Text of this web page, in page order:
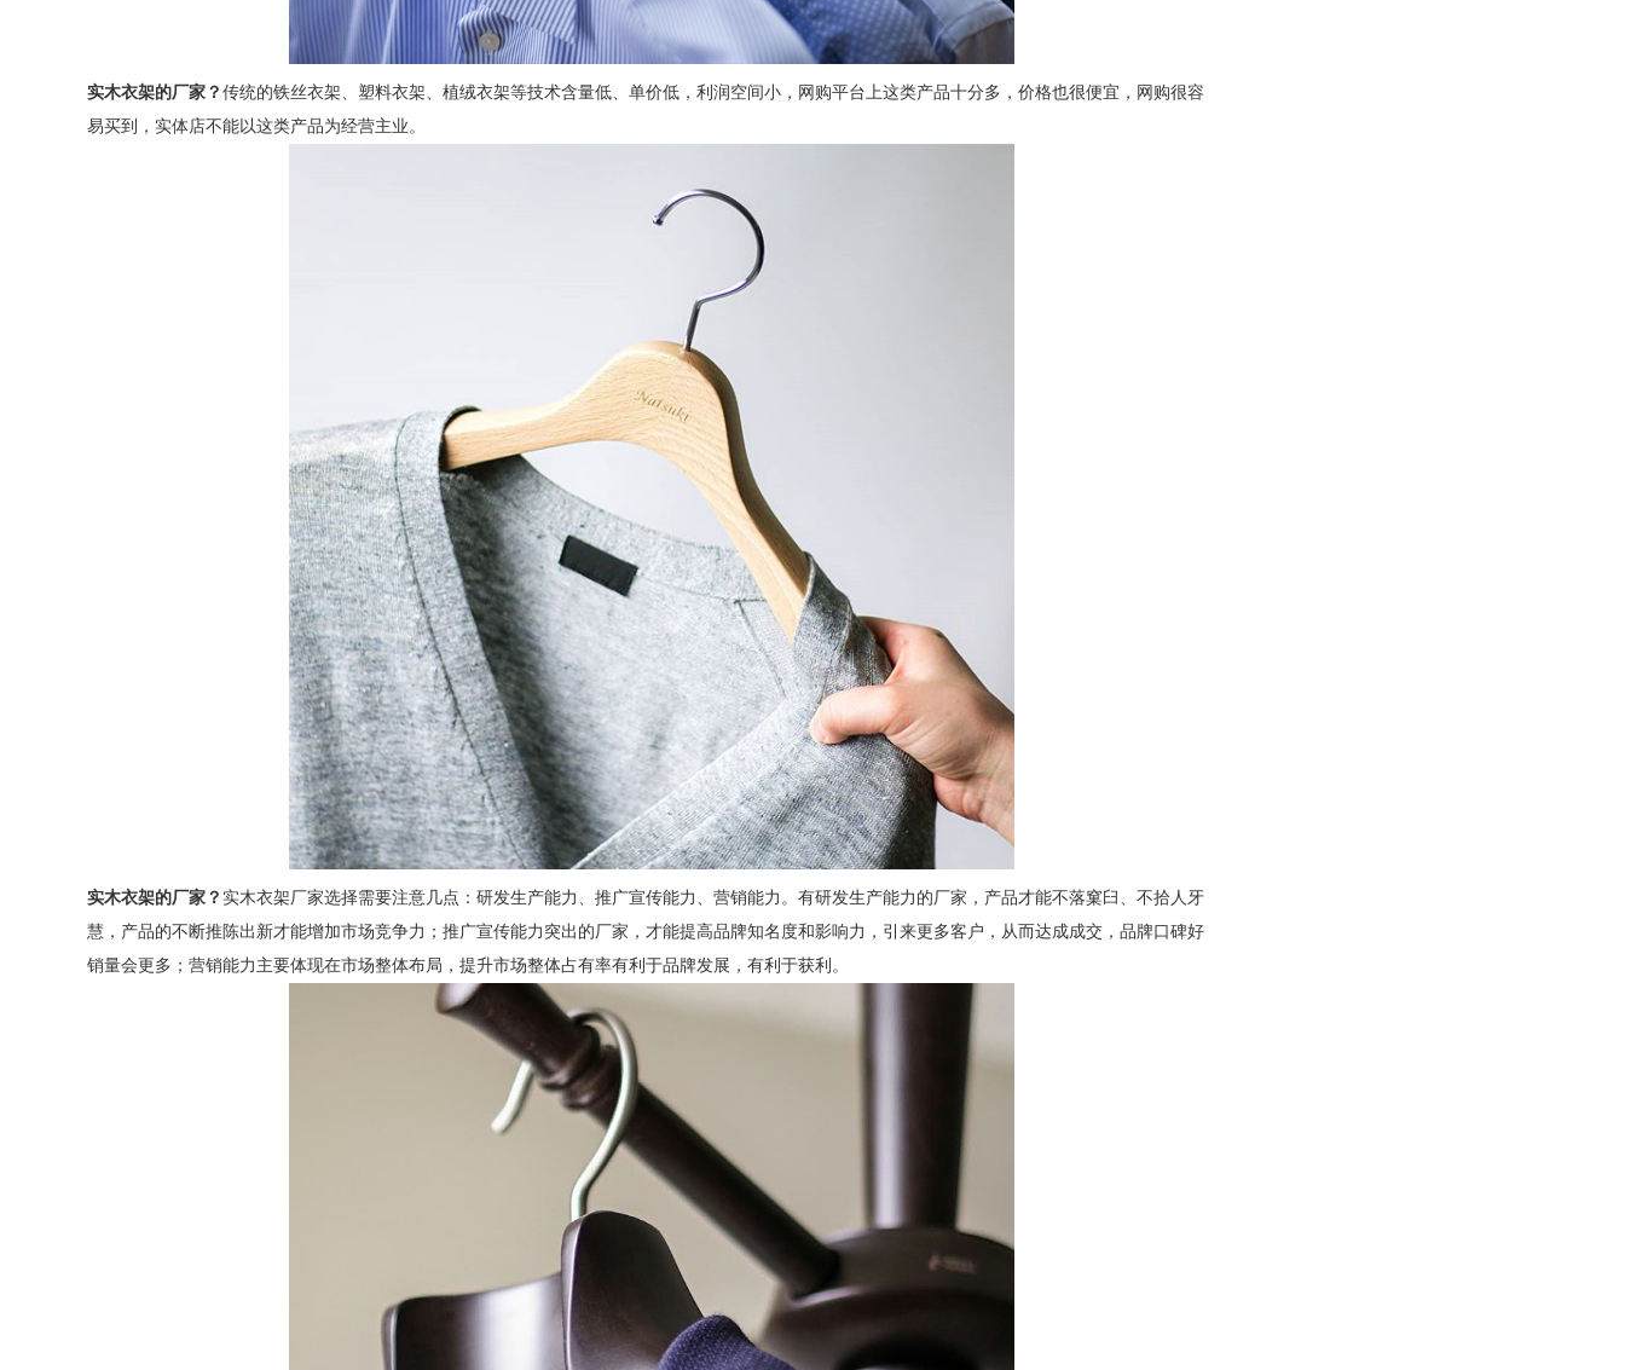
实木衣架的厂家？ 传统的铁丝衣架、塑料衣架、植绒衣架等技术含量低、单价低，利润空间小，网购平台上这类产品十分多，价格也很便宜，网购很容
易买到，实体店不能以这类产品为经营主业。
实木衣架的厂家？ 实木衣架厂家选择需要注意几点：研发生产能力、推广宣传能力、营销能力。有研发生产能力的厂家，产品才能不落窠臼、不拾人牙
慧，产品的不断推陈出新才能增加市场竞争力；推广宣传能力突出的厂家，才能提高品牌知名度和影响力，引来更多客户，从而达成成交，品牌口碑好
销量会更多；营销能力主要体现在市场整体布局，提升市场整体占有率有利于品牌发展，有利于获利。